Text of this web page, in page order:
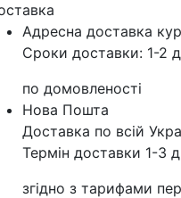
Адресна доставка
Сроки доставки: 1-2
по домовленості
Нова Пошта
Доставка по всій
Термін доставки 1-3
згідно з тарифами